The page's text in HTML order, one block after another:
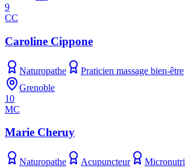
9
CC
Caroline Cippone
Naturopathe
Praticien massage bien-être
Grenoble
10
MC
Marie Cheruy
Naturopathe Acupuncteur